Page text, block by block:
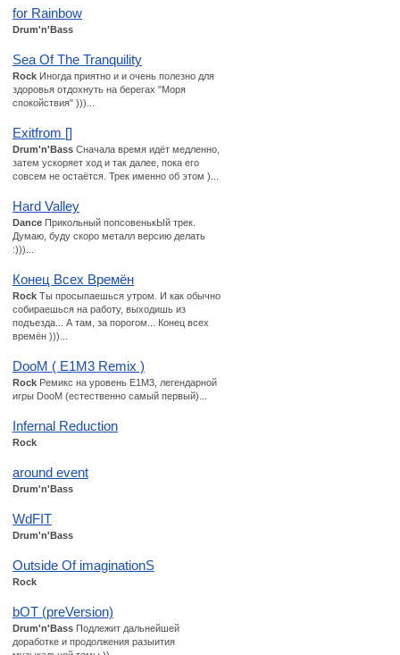
for Rainbow
Drum'n'Bass
Sea Of The Tranquility
Rock Иногда приятно и и очень полезно для
здоровья отдохнуть на берегах "Моря
спокойствия" )))...
Exitfrom []
Drum'n'Bass Сначала время идёт медленно,
затем ускоряет ход и так далее, пока его
совсем не остаётся. Трек именно об этом )...
Hard Valley
Dance Прикольный попсовенькЫй трек.
Думаю, буду скоро металл версию делать
:)))...
Конец Всех Времён
Rock Ты просыпаешься утром. И как обычно
собираешься на работу, выходишь из
подъезда... А там, за порогом... Конец всех
времён )))...
DooM ( E1M3 Remix )
Rock Ремикс на уровень Е1М3, легендарной
игры DooM (естественно самый первый)...
Infernal Reduction
Rock
around event
Drum'n'Bass
WdFIT
Drum'n'Bass
Outside Of imaginationS
Rock
bOT (preVersion)
Drum'n'Bass Подлежит дальнейшей
доработке и продолжения разыития